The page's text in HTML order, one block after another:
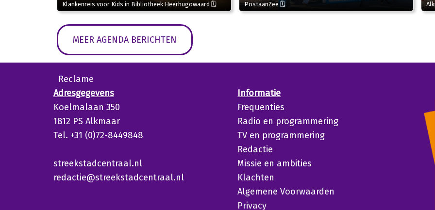
Klankenreis voor Kids in Bibliotheek Heerhugowaard 🗓
PostaanZee 🗓
MEER AGENDA BERICHTEN
Reclame
Adresgegevens
Koelmalaan 350
1812 PS Alkmaar
Tel. +31 (0)72-8449848
streekstadcentraal.nl
redactie@streekstadcentraal.nl
Informatie
Frequenties
Radio en programmering
TV en programmering
Redactie
Missie en ambities
Klachten
Algemene Voorwaarden
Privacy